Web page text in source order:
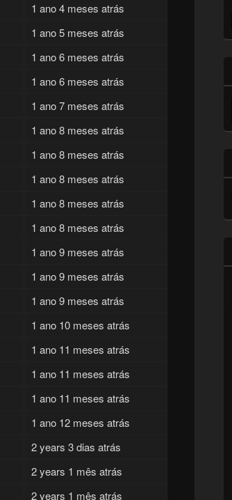
1 ano 4 meses atrás
1 ano 5 meses atrás
1 ano 6 meses atrás
1 ano 6 meses atrás
1 ano 7 meses atrás
1 ano 8 meses atrás
1 ano 8 meses atrás
1 ano 8 meses atrás
1 ano 8 meses atrás
1 ano 8 meses atrás
1 ano 9 meses atrás
1 ano 9 meses atrás
1 ano 9 meses atrás
1 ano 10 meses atrás
1 ano 11 meses atrás
1 ano 11 meses atrás
1 ano 11 meses atrás
1 ano 12 meses atrás
2 years 3 dias atrás
2 years 1 mês atrás
2 years 1 mês atrás